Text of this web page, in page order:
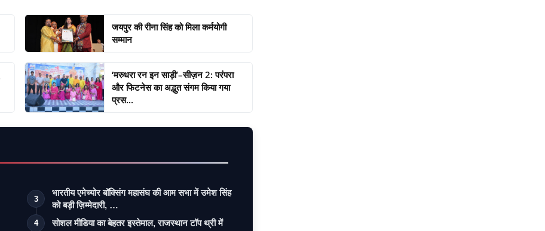
जयपुर की रीना सिंह को मिला कर्मयोगी
सम्मान
‘मरुधरा रन इन साड़ी’–सीज़न 2: परंपरा
और फिटनेस का अद्भुत संगम किया गया
प्रस...
3
भारतीय एमेच्योर बॉक्सिंग महासंघ की आम सभा में उमेश सिंह
को बड़ी ज़िम्मेदारी, …
4 सोशल मीडिया का बेहतर इस्तेमाल, राजस्थान टॉप थ्री में